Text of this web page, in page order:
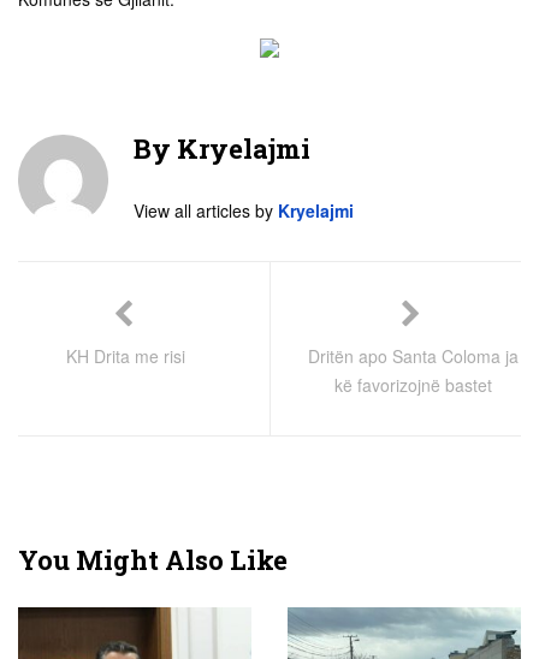
By Kryelajmi
View all articles by Kryelajmi
KH Drita me risi
Dritën apo Santa Coloma ja
kë favorizojnë bastet
You Might Also Like